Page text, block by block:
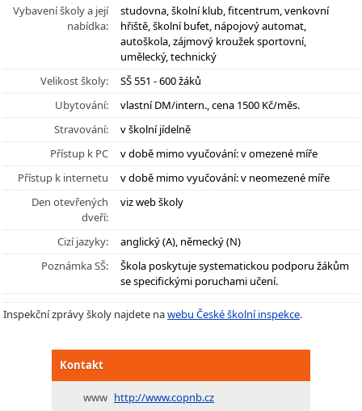
Vybavení školy a její
nabídka:
studovna, školní klub, fitcentrum, venkovní
hřiště, školní bufet, nápojový automat,
autoškola, zájmový kroužek sportovní,
umělecký, technický
Velikost školy:
SŠ 551 - 600 žáků
Ubytování:
vlastní DM/intern., cena 1500 Kč/měs.
Stravování:
v školní jídelně
Přístup k PC
v době mimo vyučování: v omezené míře
Přístup k internetu
v době mimo vyučování: v neomezené míře
Den otevřených
dveří:
viz web školy
Cizí jazyky:
anglický (A), německý (N)
Poznámka SŠ:
Škola poskytuje systematickou podporu žákům
se specifickými poruchami učení.
Inspekční zprávy školy najdete nawebu České školní inspekce.
Kontakt
www http://www.copnb.cz